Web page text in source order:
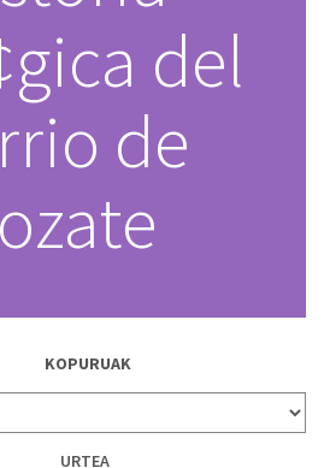
del
de
KOPURUAK
URTEA